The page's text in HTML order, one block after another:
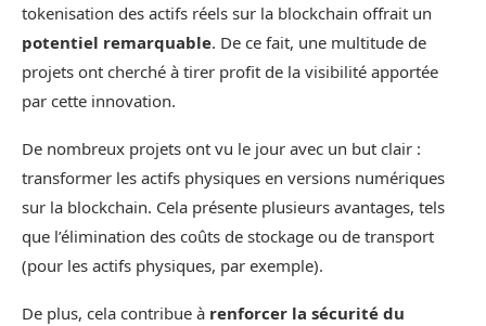
tokenisation des actifs réels sur la blockchain offrait un
potentiel remarquable. De ce fait, une multitude de
projets ont cherché à tirer profit de la visibilité apportée
par cette innovation.
De nombreux projets ont vu le jour avec un but clair :
transformer les actifs physiques en versions numériques
sur la blockchain. Cela présente plusieurs avantages, tels
que l’élimination des coûts de stockage ou de transport
(pour les actifs physiques, par exemple).
De plus, cela contribue à renforcer la sécurité du